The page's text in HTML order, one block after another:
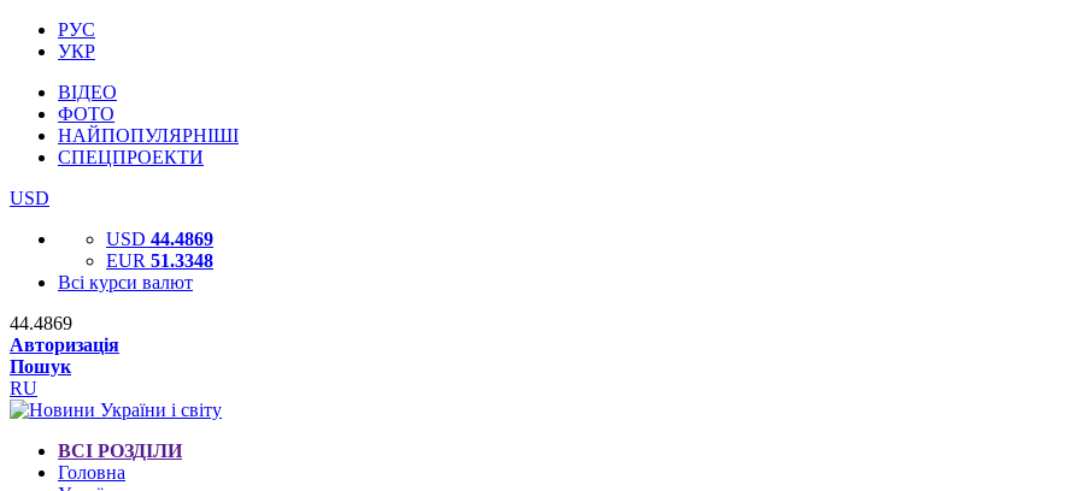
РУС
УКР
ВІДЕО
ФОТО
НАЙПОПУЛЯРНІШІ
СПЕЦПРОЕКТИ
USD
USD 44.4869
EUR 51.3348
Всі курси валют
44.4869
Авторизація
Пошук
RU
ВСІ РОЗДІЛИ
Головна